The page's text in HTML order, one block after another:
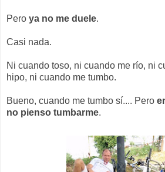
Pero ya no me duele.
Casi nada.
Ni cuando toso, ni cuando me río, ni
hipo, ni cuando me tumbo.
Bueno, cuando me tumbo sí.... Pero
no pienso tumbarme.